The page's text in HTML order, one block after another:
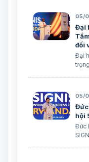
05/
Đại
đối
Đại
05/
Đức
hội
Đức